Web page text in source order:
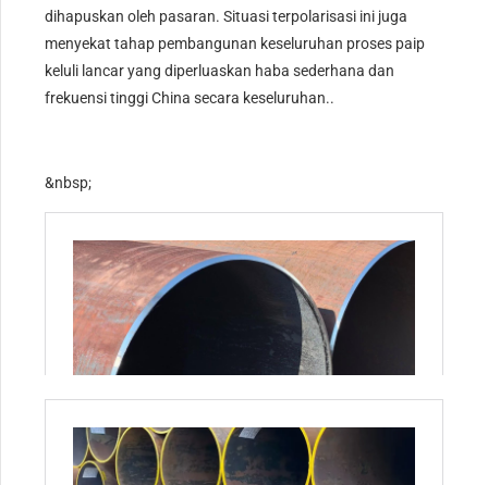
dihapuskan oleh pasaran. Situasi terpolarisasi ini juga
menyekat tahap pembangunan keseluruhan proses paip
keluli lancar yang diperluaskan haba sederhana dan
frekuensi tinggi China secara keseluruhan..
&nbsp;